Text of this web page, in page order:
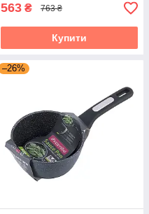
563 ₴ 763 ₴
Купити
–26%